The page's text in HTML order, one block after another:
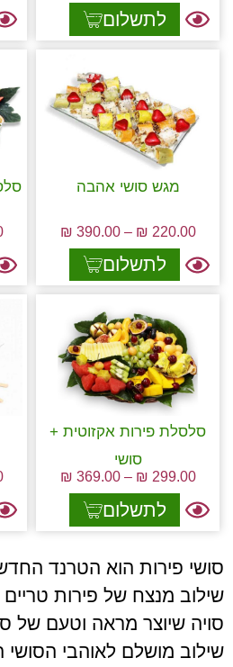
לתשלום
מגש סושי אהבה
220.00
₪
–
390.00
₪
לתשלום
סלסלת פירות אקזוטית +
סושי
299.00
₪
–
369.00
₪
לתשלום
סושי פירות הוא הטרנד
שילוב מנצח של פירות
סויה שיוצר מראה וטעם של
שילוב מושלם לאוהבי